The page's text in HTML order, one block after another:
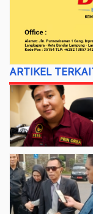
ARTIKEL